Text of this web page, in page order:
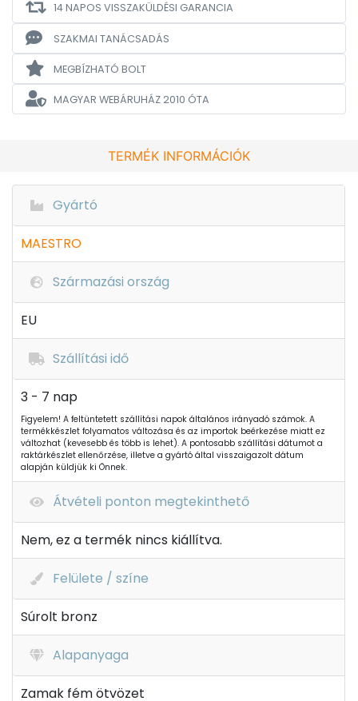
14 NAPOS VISSZAKÜLDÉSI GARANCIA
SZAKMAI TANÁCSADÁS
MEGBÍZHATÓ BOLT
MAGYAR WEBÁRUHÁZ2010 ÓTA
TERMÉK INFORMÁCIÓK
Gyártó
MAESTRO
Származási ország
EU
Szállítási idő
3 - 7 nap
Figyelem! A feltüntetett szállítási napok általános irányadó számok. A
termékkészlet folyamatos változása és az importok beérkezése miatt ez
változhat (kevesebb és több is lehet). A pontosabb szállítási dátumot a
raktárkészlet ellenőrzése, illetve a gyártó által visszaigazolt dátum
alapján küldjük ki Önnek.
Átvételi ponton megtekinthető
Nem, ez a termék nincs kiállítva.
Felülete / színe
Súrolt bronz
Alapanyaga
Zamak fém ötvözet